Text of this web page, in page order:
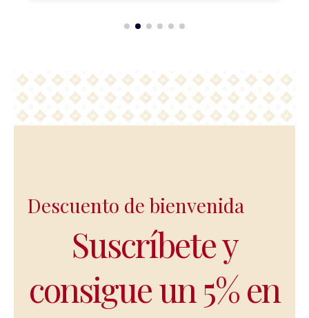
Descuento de bienvenida
Suscríbete y
consigue un 5% en